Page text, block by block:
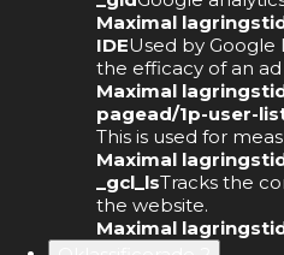
Maximal
IDEUsed by
the efficacy of an
Maximal
pagead/1p-user-
This is used for
Maximal
_gcl_lsTracks the
the website.
Maximal